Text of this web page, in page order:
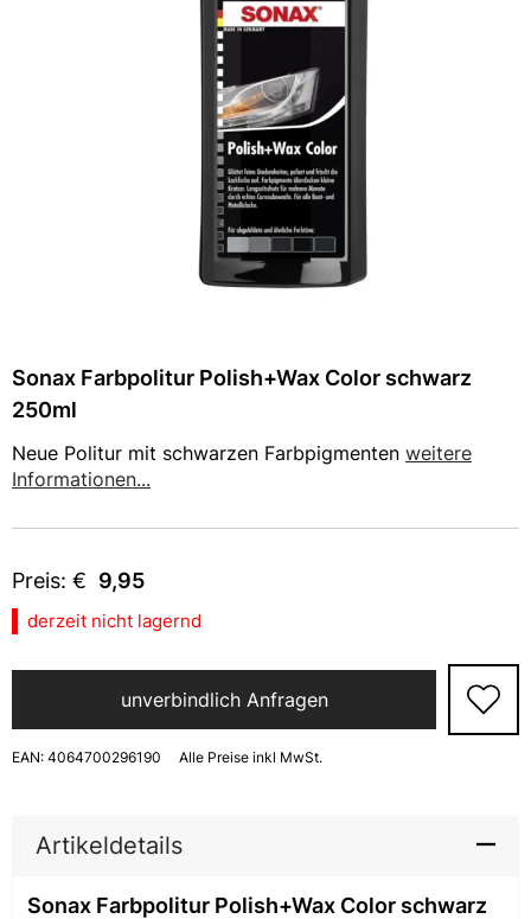
Sonax Farbpolitur Polish+Wax Color schwarz
250ml
Neue Politur mit schwarzen Farbpigmenten weitere
Informationen...
Preis: € 9,95
derzeit nicht lagernd
unverbindlich Anfragen
EAN: 4064700296190 Alle Preise inkl MwSt.
Artikeldetails
Sonax Farbpolitur Polish+Wax Color schwarz